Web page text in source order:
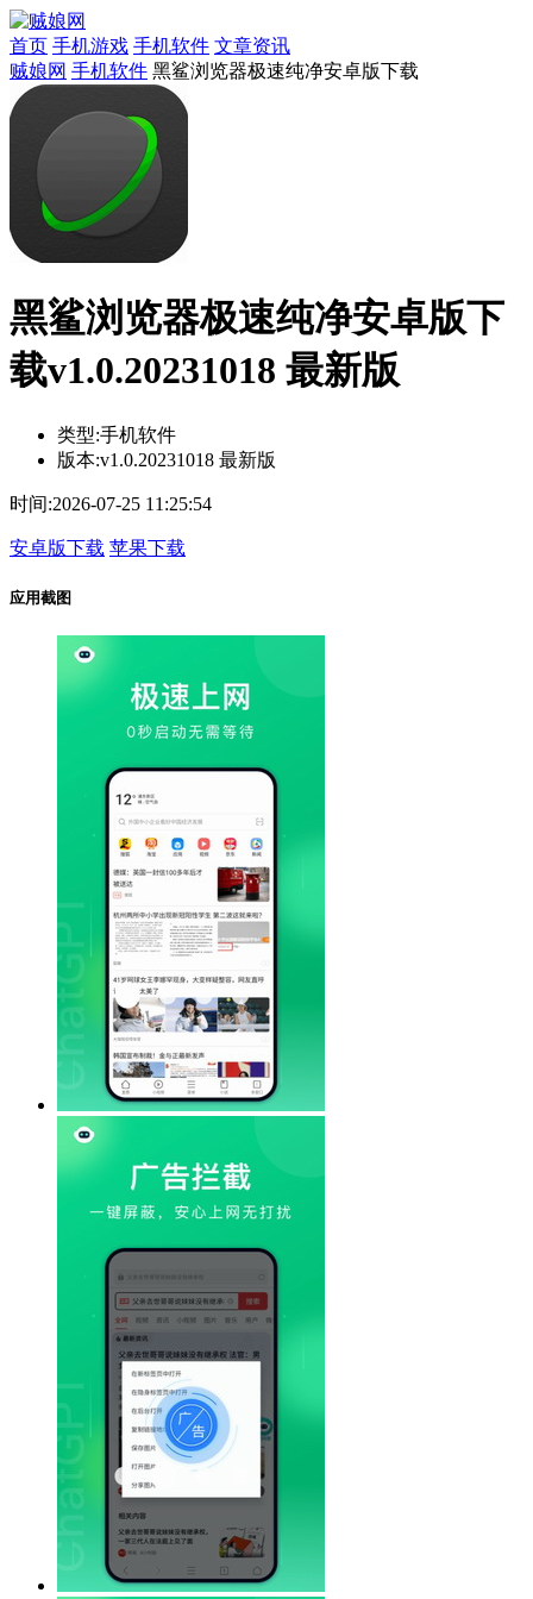
首页 手机游戏 手机软件 文章资讯
贼娘网 手机软件 黑鲨浏览器极速纯净安卓版下载
黑鲨浏览器极速纯净安卓版下
载v1.0.20231018 最新版
类型:手机软件
版本:v1.0.20231018 最新版
时间:2026-07-25 11:25:54
安卓版下载 苹果下载
应用截图